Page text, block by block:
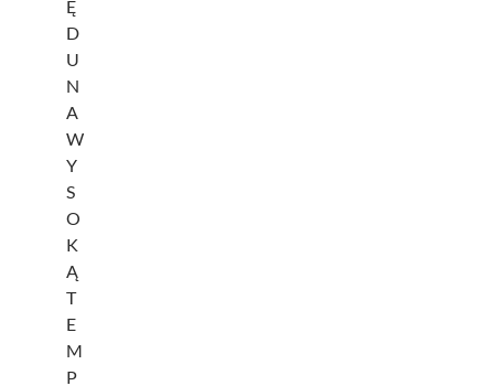
Ę
D
U
N
A
W
Y
S
O
K
Ą
T
E
M
P